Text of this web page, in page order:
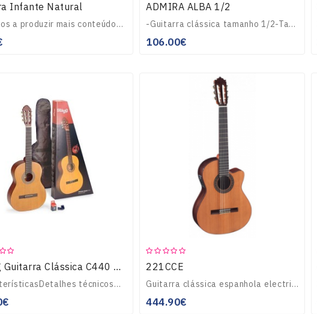
Infante Natural
Estamos a produzir mais conteúdos sobre este artigo.Por favor consulte mais tarde...
ADMIRA ALBA 1/2
-Guitarra clássica tamanho 1/2-Tampo: Pinho Oregon-Fundo e ilharga: Sapele-Braço: mogno africano-Escala: rosewood-Ponte: rosewood-Carrilhões: niquelados..
106.00€
Stagg Guitarra Clássica C440 Mate Natural
CaracterísticasDetalhes técnicosOrientaçãoDestrosTipologiaClássicasDetalhes do ProdutoCódigo de barras: 5414428227676..
221CCE
Guitarra clássica espanhola electrificada, tampo em Abeto maciço, aros e fundo em Sapelli, perfil em Acer, escala em pausanto da india, pickup Mings MG30...
444.90€